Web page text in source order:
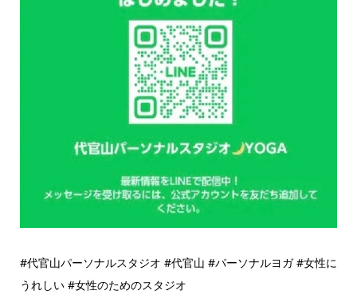
#代官山パーソナルスタジオ #代官山 #パーソナルヨガ #女性に
うれしい #女性のためのスタジオ